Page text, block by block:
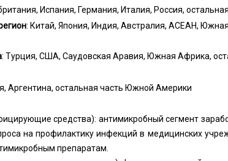
Испания, Германия, Италия, Россия,
: Китай, Япония, Индия, Австралия, АСЕАН,
: Турция, США, Саудовская Аравия, Южная Африка,
Аргентина, остальная часть Южной Америки
средства): антимикробный сегмент
на профилактику инфекций в медицинских
препаратам.